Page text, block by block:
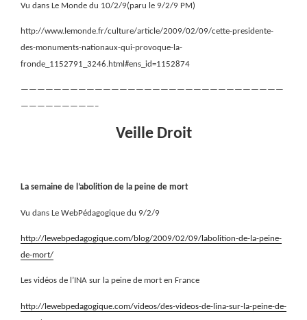
Vu dans Le Monde du 10/2/9(paru le 9/2/9 PM)
http://www.lemonde.fr/culture/article/2009/02/09/cette-presidente-
des-monuments-nationaux-qui-provoque-la-
fronde_1152791_3246.html#ens_id=1152874
————————————————————————————————
—————————–
Veille Droit
La semaine de l’abolition de la peine de mort
Vu dans Le WebPédagogique du 9/2/9
http://lewebpedagogique.com/blog/2009/02/09/labolition-de-la-peine-
de-mort/
Les vidéos de l’INA sur la peine de mort en France
http://lewebpedagogique.com/videos/des-videos-de-lina-sur-la-peine-de-